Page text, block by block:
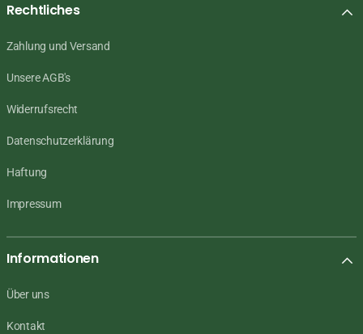
Rechtliches
Zahlung und Versand
Unsere AGB's
Widerrufsrecht
Datenschutzerklärung
Haftung
Impressum
Informationen
Über uns
Kontakt